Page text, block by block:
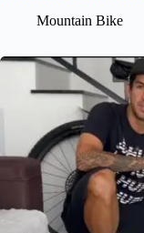
Mountain Bike